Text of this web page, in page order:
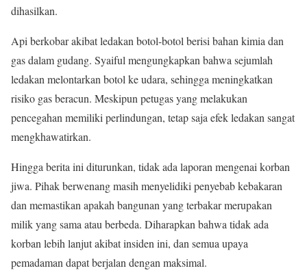
dihasilkan.
Api berkobar akibat ledakan botol-botol berisi bahan kimia dan
gas dalam gudang. Syaiful mengungkapkan bahwa sejumlah
ledakan melontarkan botol ke udara, sehingga meningkatkan
risiko gas beracun. Meskipun petugas yang melakukan
pencegahan memiliki perlindungan, tetap saja efek ledakan sangat
mengkhawatirkan.
Hingga berita ini diturunkan, tidak ada laporan mengenai korban
jiwa. Pihak berwenang masih menyelidiki penyebab kebakaran
dan memastikan apakah bangunan yang terbakar merupakan
milik yang sama atau berbeda. Diharapkan bahwa tidak ada
korban lebih lanjut akibat insiden ini, dan semua upaya
pemadaman dapat berjalan dengan maksimal.